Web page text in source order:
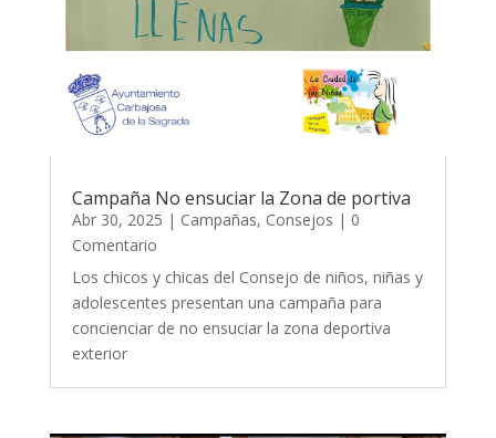
Campaña No ensuciar la Zona de portiva
Abr 30, 2025 | Campañas, Consejos | 0
Comentario
Los chicos y chicas del Consejo de niños, niñas y
adolescentes presentan una campaña para
concienciar de no ensuciar la zona deportiva
exterior